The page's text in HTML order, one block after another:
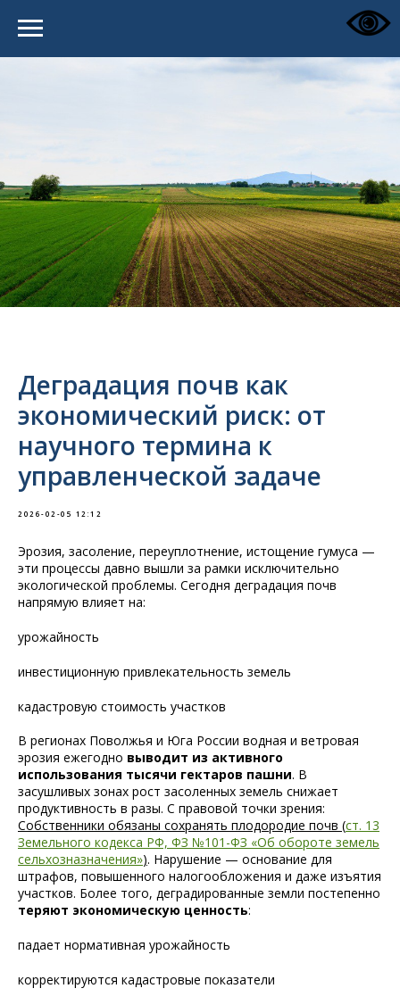
Деградация почв как
экономический риск: от
научного термина к
управленческой задаче
2026-02-05 12:12
Эрозия, засоление, переуплотнение, истощение гумуса —
эти процессы давно вышли за рамки исключительно
экологической проблемы. Сегодня деградация почв
напрямую влияет на:
урожайность
инвестиционную привлекательность земель
кадастровую стоимость участков
В регионах Поволжья и Юга России водная и ветровая
эрозия ежегодно выводит из активного
использования тысячи гектаров пашни. В
засушливых зонах рост засоленных земель снижает
продуктивность в разы. С правовой точки зрения:
Собственники обязаны сохранять плодородие почв (ст. 13
Земельного кодекса РФ, ФЗ №101-ФЗ «Об обороте земель
сельхозназначения»). Нарушение — основание для
штрафов, повышенного налогообложения и даже изъятия
участков. Более того, деградированные земли постепенно
теряют экономическую ценность:
падает нормативная урожайность
корректируются кадастровые показатели